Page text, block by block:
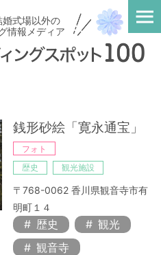
式場以外の
情報メディア
銭形砂絵「寛永通宝」
フォト
歴史
観光施設
〒768-0062 香川県観音寺市有
明町１４
歴史
観光
観音寺